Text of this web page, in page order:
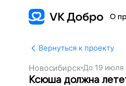
О
Вернуться к проекту
Новосибирск До 19 июля
Ксюша должна